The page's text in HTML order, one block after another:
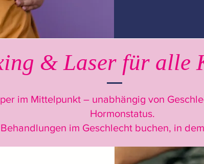
& Laser für alle
im Mittelpunkt – unabhängig von
Hormonstatus.
im Geschlecht buchen, in